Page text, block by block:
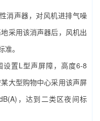
消声器，对风机进排气噪
采用该消声器后，风机出
。
设置L型声屏障，高度6-8
大型购物中心采用该声屏
，达到二类区夜间标